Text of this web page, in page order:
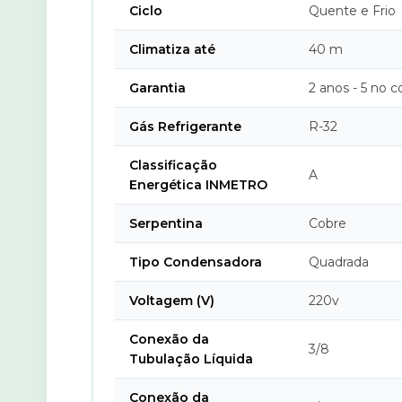
Ciclo Quente e Frio
Climatiza até 40 m
Garantia 2 anos - 5 no
Gás Refrigerante R-32
Classificação
Energética INMETRO
A
Serpentina Cobre
Tipo Condensadora Quadrada
Voltagem (V) 220v
Conexão da
Tubulação Líquida
3/8
Conexão da